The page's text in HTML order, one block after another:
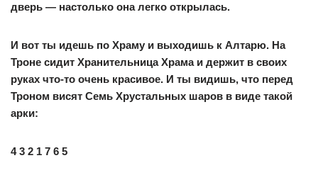
дверь — настолько она легко открылась.
И вот ты идешь по Храму и выходишь к Алтарю. На
Троне сидит Хранительница Храма и держит в своих
руках что-то очень красивое. И ты видишь, что перед
Троном висят Семь Хрустальных шаров в виде такой
арки:
4 3 2 1 7 6 5